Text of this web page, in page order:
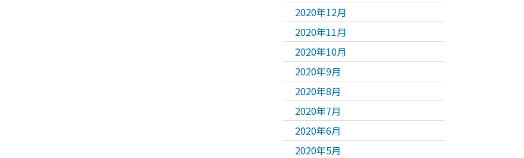
2020年12月
2020年11月
2020年10月
2020年9月
2020年8月
2020年7月
2020年6月
2020年5月